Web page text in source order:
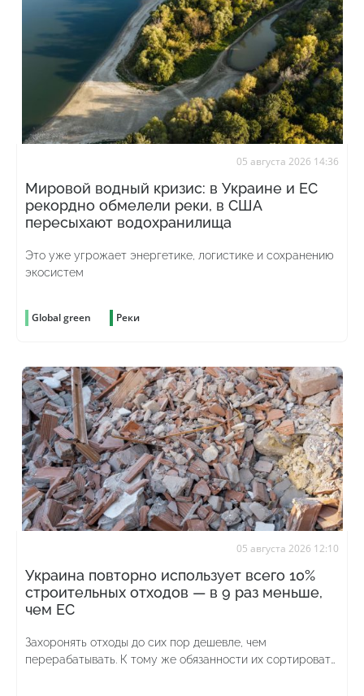
05 августа 2026 14:36
Мировой водный кризис: в Украине и ЕС
рекордно обмелели реки, в США
пересыхают водохранилища
Это уже угрожает энергетике, логистике и сохранению
экосистем
Global green Реки
05 августа 2026 12:10
Украина повторно использует всего 10%
строительных отходов — в 9 раз меньше,
чем ЕС
Захоронять отходы до сих пор дешевле, чем
перерабатывать. К тому же обязанности их сортировать